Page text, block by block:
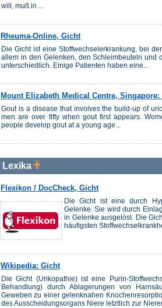
will, muß in ...
Rheuma-Online, Gicht
Die Gicht ist eine Stoffwechselerkrankung, bei
allem in den Gelenken, den Schleimbeuteln und
unterschiedlich. Einige Patienten haben eine...
Mount Elizabeth Medical Centre,
Gout is a disease that involves the build-up of
men are over fifty when gout first appears.
people develop gout at a young age...
Lexika
Flexikon / DocCheck, Gicht
Die Gicht ist eine durch
Gelenke. Sie wird durch
in Gelenke ausgelöst. Die
häufigsten
Wikipedia: Gicht
Die Gicht (Urikopathie) ist eine Purin-
Behandlung) durch Ablagerungen von
Geweben zu einer gelenknahen
des Ausscheidungsorgans Niere letztlich zur